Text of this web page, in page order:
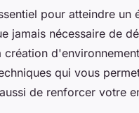
pour atteindre un
jamais nécessaire de
qui vous
de renforcer votre